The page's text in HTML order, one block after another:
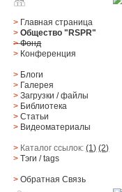
> Главная страница
> Общество "RSPR"
> Фонд
> Конференция
> Блоги
> Галерея
> Загрузки/файлы
> Библиотека
> Статьи
> Видеоматериалы
> Каталог ссылок:(1) (2)
> Тэги/ tags
> Обратная Cвязь